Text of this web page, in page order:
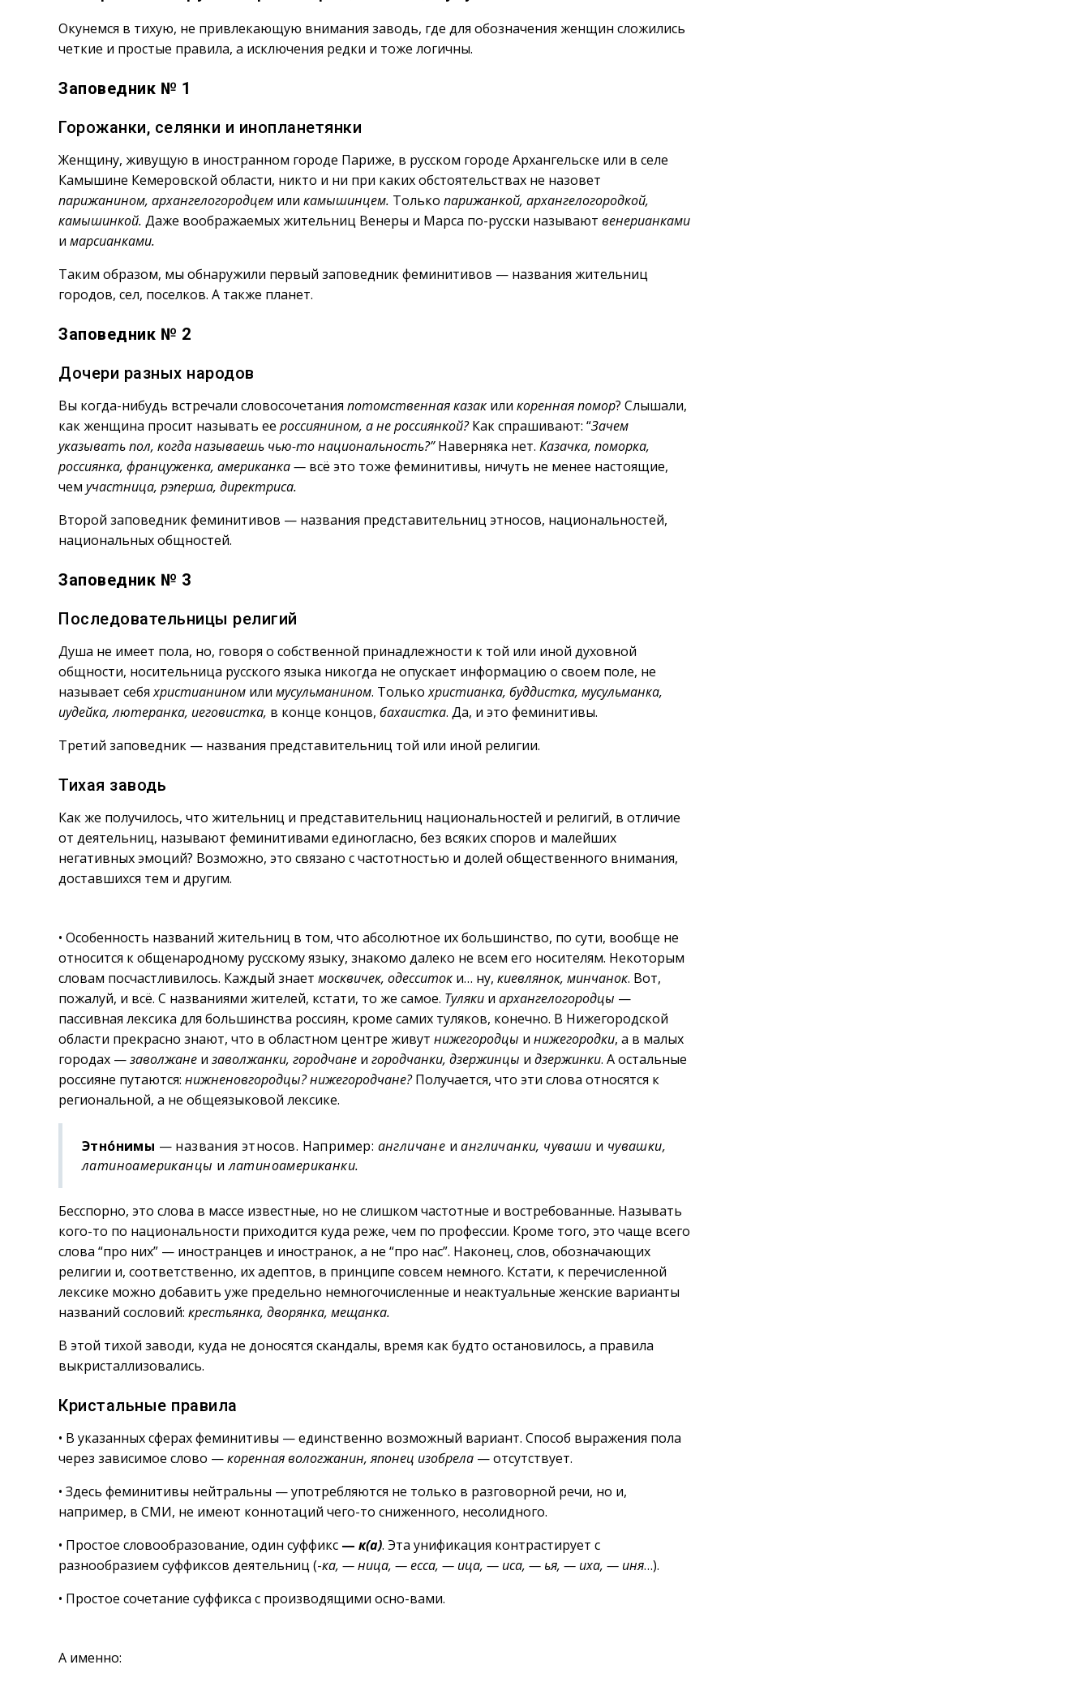
Окунемся в тихую, не привлекающую внимания заводь, где для обозначения женщин сложились
четкие и простые правила, а исключения редки и тоже логичны.
Заповедник № 1
Горожанки, селянки и инопланетянки
Женщину, живущую в иностранном городе Париже, в русском городе Архангельске или в селе
Камышине Кемеровской области, никто и ни при каких обстоятельствах не назовет
парижанином, архангелогородцем или камышинцем. Только парижанкой, архангелогородкой,
камышинкой. Даже воображаемых жительниц Венеры и Марса по-русски называют венерианками
и марсианками.
Таким образом, мы обнаружили первый заповедник феминитивов — названия жительниц
городов, сел, поселков. А также планет.
Заповедник № 2
Дочери разных народов
Вы когда-нибудь встречали словосочетания потомственная казак или коренная помор? Слышали,
как женщина просит называть ее россиянином, а не россиянкой?Как спрашивают: “Зачем
указывать пол, когда называешь чью-то национальность?”Наверняка нет. Казачка, поморка,
россиянка, француженка, американка — всё это тоже феминитивы, ничуть не менее настоящие,
чем участница, рэперша, директриса.
Второй заповедник феминитивов — названия представительниц этносов, национальностей,
национальных общностей.
Заповедник № 3
Последовательницы религий
Душа не имеет пола, но, говоря о собственной принадлежности к той или иной духовной
общности, носительница русского языка никогда не опускает информацию о своем поле, не
называет себяхристианином или мусульманином. Толькохристианка, буддистка, мусульманка,
иудейка, лютеранка, иеговистка, в конце концов, бахаистка. Да, и это феминитивы.
Третий заповедник — названия представительниц той или иной религии.
Тихая заводь
Как же получилось, что жительниц и представительниц национальностей и религий, в отличие
от деятельниц, называют феминитивами единогласно, без всяких споров и малейших
негативных эмоций? Возможно, это связано с частотностью и долей общественного внимания,
доставшихся тем и другим.
• Особенность названий жительниц в том, что абсолютное их большинство, по сути, вообще не
относится к общенародному русскому языку, знакомо далеко не всем его носителям. Некоторым
словам посчастливилось. Каждый знает москвичек, одесситок и… ну, киевлянок, минчанок. Вот,
пожалуй, и всё. С названиями жителей, кстати, то же самое. Туляки и архангелогородцы —
пассивная лексика для большинства россиян, кроме самих туляков, конечно. В Нижегородской
области прекрасно знают, что в областном центре живут нижегородцы и нижегородки, а в малых
городах —заволжане и заволжанки, городчане и городчанки, дзержинцы и дзержинки. А остальные
россияне путаются: нижненовгородцы? нижегородчане?Получается, что эти слова относятся к
региональной, а не общеязыковой лексике.
Этно́нимы — названия этносов. Например: англичане и англичанки, чуваши и чувашки,
латиноамериканцы и латиноамериканки.
Бесспорно, это слова в массе известные, но не слишком частотные и востребованные. Называть
кого-то по национальности приходится куда реже, чем по профессии. Кроме того, это чаще всего
слова “про них” — иностранцев и иностранок, а не “про нас”. Наконец, слов, обозначающих
религии и, соответственно, их адептов, в принципе совсем немного. Кстати, к перечисленной
лексике можно добавить уже предельно немногочисленные и неактуальные женские варианты
названий сословий: крестьянка, дворянка, мещанка.
В этой тихой заводи, куда не доносятся скандалы, время как будто остановилось, а правила
выкристаллизовались.
Кристальные правила
• В указанных сферах феминитивы — единственно возможный вариант. Способ выражения пола
через зависимое слово —коренная вологжанин, японец изобрела — отсутствует.
• Здесь феминитивы нейтральны — употребляются не только в разговорной речи, но и,
например, в СМИ, не имеют коннотаций чего-то сниженного, несолидного.
• Простое словообразование, один суффикс — к(а). Эта унификация контрастирует с
разнообразием суффиксов деятельниц (-ка, — ница, — есса, — ица, — иса, — ья, — иха, — иня…).
• Простое сочетание суффикса с производящими осно-вами.
А именно: